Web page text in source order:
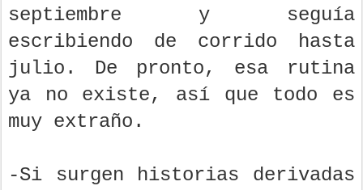
septiembre y seguía
escribiendo de corrido hasta
julio. De pronto, esa rutina
ya no existe, así que todo es
muy extraño.
-Si surgen historias derivadas